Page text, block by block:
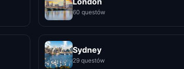
60 questów
Sydney
29 questów